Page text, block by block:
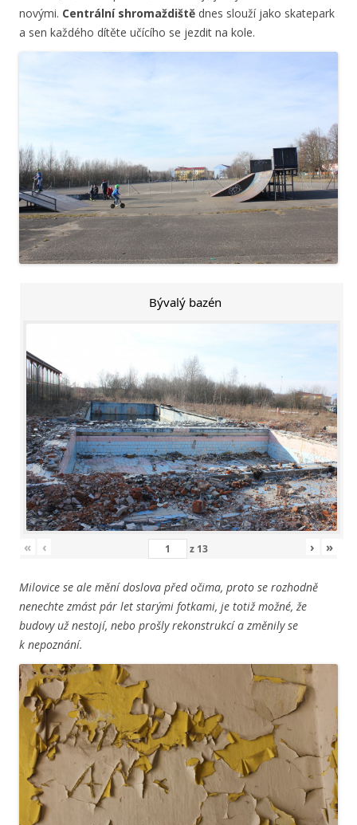
novými. Centrální shromaždiště dnes slouží jako skatepark
a sen každého dítěte učícího se jezdit na kole.
Bývalý bazén
« ‹ z 13 › »
Milovice se ale mění doslova před očima, proto se rozhodně
nenechte zmást pár let starými fotkami, je totiž možné, že
budovy už nestojí, nebo prošly rekonstrukcí a změnily se
k nepoznání.